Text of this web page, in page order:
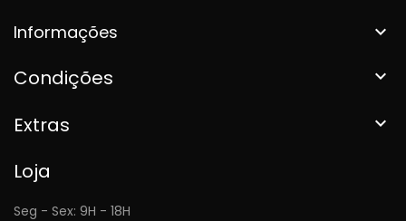
Informações 
Condições 
Extras 
Loja
Seg - Sex: 9H - 18H